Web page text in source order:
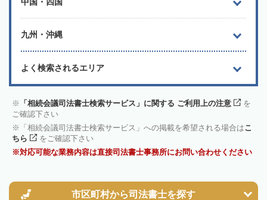
九州・沖縄
よく検索されるエリア
「相続会議司法書士検索サービス」に関する ご利用上の注意
を
ご確認下さい
「相続会議司法書士検索サービス」への掲載を希望される場合はこ
ちら
をご確認下さい
対応可能な業務内容は直接司法書士事務所にお問い合わせください
市区町村から司法書士を探す